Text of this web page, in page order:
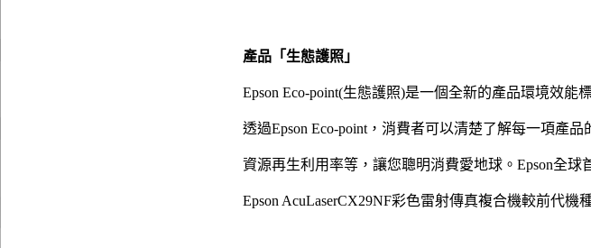
產品「生態護照」
Epson Eco-point(生態護照)是一個全新的產品環境效能
透過Epson Eco-point，消費者可以清楚了解每一項產
資源再生利用率等，讓您聰明消費愛地球。Epson全球
Epson AcuLaserCX29NF彩色雷射傳真複合機較前代機